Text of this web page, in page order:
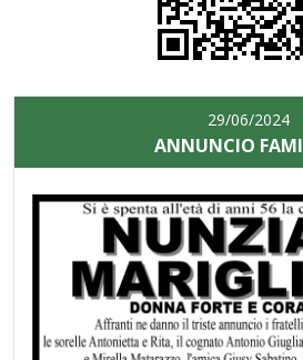
29/06/2024
ANNUNCIO